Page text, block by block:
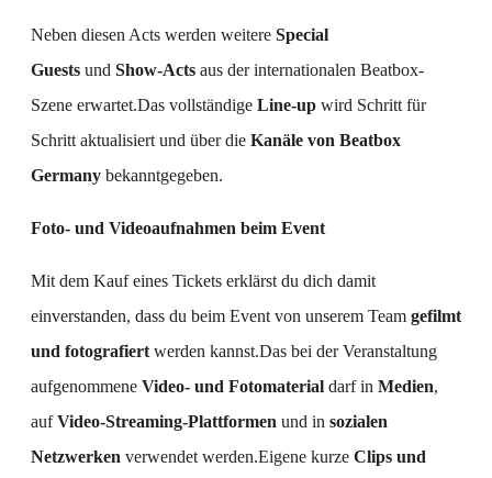
Neben diesen Acts werden weitere Special
Guests und Show-Acts aus der internationalen Beatbox-
Szene erwartet.Das vollständige Line-up wird Schritt für
Schritt aktualisiert und über die Kanäle von Beatbox
Germany bekanntgegeben.
Foto- und Videoaufnahmen beim Event
Mit dem Kauf eines Tickets erklärst du dich damit
einverstanden, dass du beim Event von unserem Team gefilmt
und fotografiert werden kannst.Das bei der Veranstaltung
aufgenommene Video- und Fotomaterial darf in Medien,
aufVideo-Streaming-Plattformen und in sozialen
Netzwerken verwendet werden.Eigene kurze Clips und